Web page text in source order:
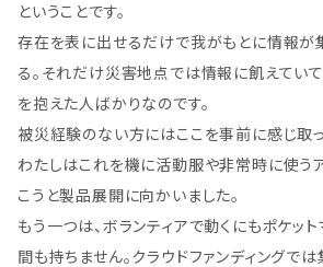
ということです。
存在を表に出せるだけで我がもとに情報が集
る。それだけ災害地点では情報に飢えてい
を抱えた人ばかりなのです。
被災経験のない方にはここを事前に感じ取っ
わたしはこれを機に活動服や非常時に使う
こうと製品展開に向かいました。
もう一つは、ボランティアで動くにもポケッ
間も持ちません。クラウドファンディングで